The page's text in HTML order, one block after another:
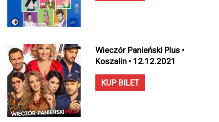
Wieczór Panieński Plus •
Koszalin • 12.12.2021
KUP BILET